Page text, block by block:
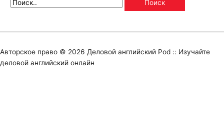
Авторское право © 2026 Деловой английский Pod :: Изучайте
деловой английский онлайн